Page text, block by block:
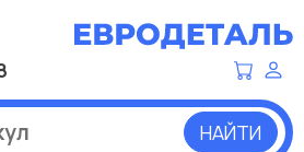
НАЙТИ